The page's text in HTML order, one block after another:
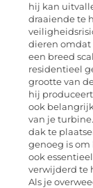
hij kan
draaiende te
dieren omdat
een breed
residentieel
grootte van
hij
ook
van je
dak te
genoeg is om
ook
verwijderd te
Als je